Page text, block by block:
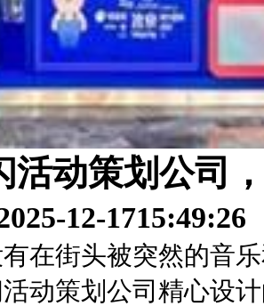
活动策划公司
12-1715:49:26
在街头被突然的音
动策划公司精心设